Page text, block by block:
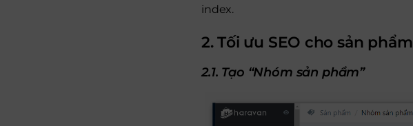
index.
2. Tối ưu SEO cho sản phẩm
2.1. Tạo “Nhóm sản phẩm”